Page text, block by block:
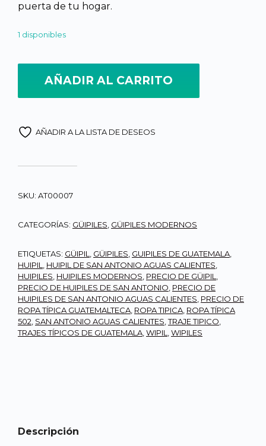
puerta de tu hogar.
1 disponibles
AÑADIR AL CARRITO
AÑADIR A LA LISTA DE DESEOS
SKU: AT00007
CATEGORÍAS: GÜIPILES GÜIPILES MODERNOS
ETIQUETAS: GÜIPIL GÜIPILES GUIPILES DE GUATEMALA
HUIPIL
HUIPIL DE SAN ANTONIO AGUAS CALIENTES
HUIPILES HUIPILES MODERNOS PRECIO DE GÜIPIL
PRECIO DE HUIPILES DE SAN ANTONIO PRECIO DE
HUIPILES DE SAN ANTONIO AGUAS CALIENTES PRECIO DE
ROPA TÍPICA GUATEMALTECA ROPA TIPICA ROPA TÍPICA
502 SAN ANTONIO AGUAS CALIENTES ,TRAJE TIPICO
TRAJES TÍPICOS DE GUATEMALA WIPIL WIPILES
Descripción